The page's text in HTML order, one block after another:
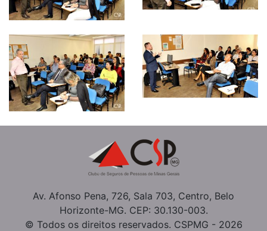
Av. Afonso Pena, 726, Sala 703, Centro, Belo
Horizonte-MG. CEP: 30.130-003.
© Todos os direitos reservados. CSPMG - 2026